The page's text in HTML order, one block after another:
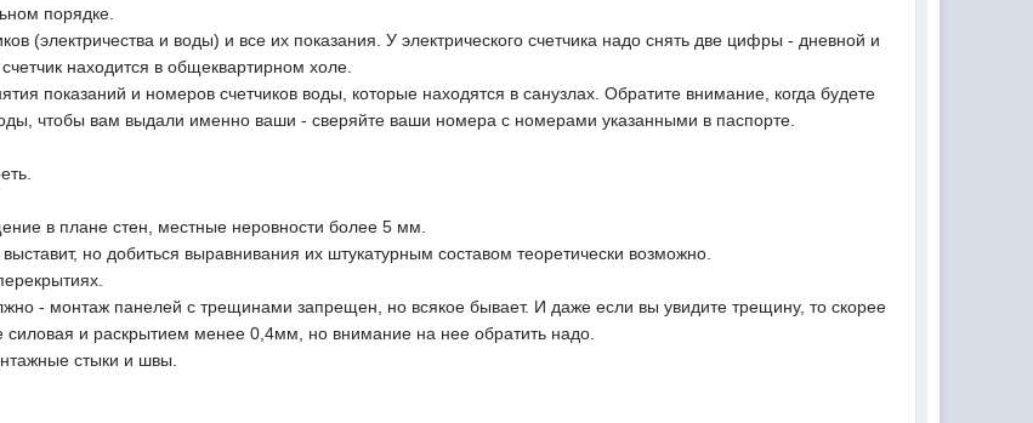
порядке.
(электричества и воды) и все их показания. У электрического счетчика надо снять две цифры - дневной и
находится в общеквартирном холе.
показаний и номеров счетчиков воды, которые находятся в санузлах. Обратите внимание, когда будете
чтобы вам выдали именно ваши - сверяйте ваши номера с номерами указанными в паспорте.
в плане стен, местные неровности более 5 мм.
но добиться выравнивания их штукатурным составом теоретически возможно.
- монтаж панелей с трещинами запрещен, но всякое бывает. И даже если вы увидите трещину, то скорее
силовая и раскрытием менее 0,4мм, но внимание на нее обратить надо.
стыки и швы.